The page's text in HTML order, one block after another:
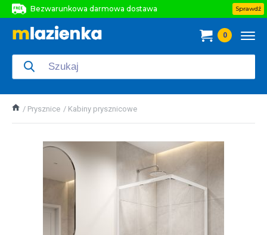
Bezwarunkowa darmowa dostawa
Bezwarunkowa darmowa dostawa
Sprawdź
0
Prysznice Kabiny prysznicowe